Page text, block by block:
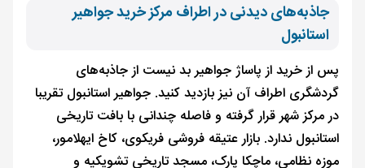
جاذبه‌های دیدنی در اطراف مرکز خرید جواهیر
استانبول
پس از خرید از پاساژ جواهیر بد نیست از جاذبه‌های
گردشگری اطراف آن نیز بازدید کنید. جواهیر استانبول تقریبا
در مرکز شهر قرار گرفته و فاصله چندانی با بافت تاریخی
استانبول ندارد. بازار عتیقه فروشی فریکوی، کاخ ایهلامور،
موزه نظامی، ماچکا پارک، مسجد تاریخی تشویکیه و